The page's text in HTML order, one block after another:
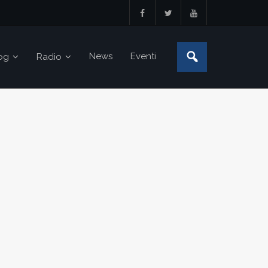
Radio News Eventi